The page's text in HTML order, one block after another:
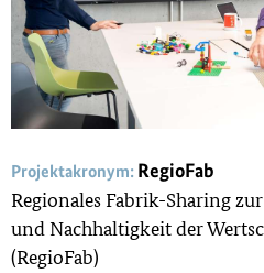
Projektakronym: RegioFab
Regionales Fabrik-Sharing
und Nachhaltigkeit der
(RegioFab)